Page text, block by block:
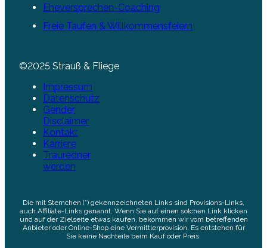
Eheversprechen-Coaching
Freie Taufen & Willkommensfeiern
©2025 Strauß & Fliege
Impressum
Datenschutz
Gender
Disclaimer
Kontakt
Karriere
Trauredner
werden
Die mit Sternchen (*) gekennzeichneten Links sind Provisions-Links,
auch Affiliate-Links genannt. Wenn Sie auf einen solchen Link klicken
und auf der Zielseite etwas kaufen, bekommen wir vom betreffenden
Anbieter oder Online-Shop eine Vermittlerprovision. Es entstehen für
Sie keine Nachteile beim Kauf oder Preis.